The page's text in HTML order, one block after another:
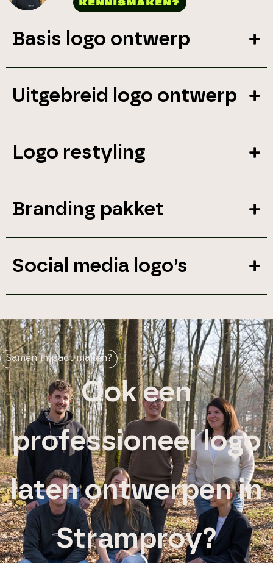
KENNISMAKEN?
Basis logo ontwerp
Uitgebreid logo ontwerp
Logo restyling
Branding pakket
Social media logo’s
Samen impact maken?
Ook een
professioneel logo
laten ontwerpen in
Stramproy?